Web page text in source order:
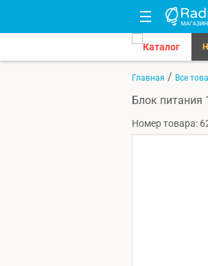
Каталог
Главная / Все
Блок питания
Номер товара: